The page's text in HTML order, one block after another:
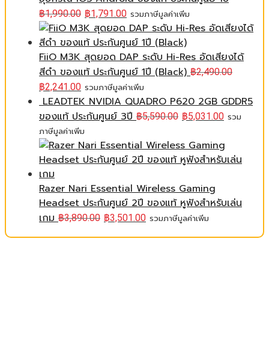
฿1,990.00 ฿1,791.00 รวมภาษีมูลค่าเพิ่ม
FiiO M3K สุดยอด DAP ระดับ Hi-Res อัดเสียงได้
สีดำ ของแท้ ประกันศูนย์ 1ปี (Black) ฿2,490.00
฿2,241.00 รวมภาษีมูลค่าเพิ่ม
LEADTEK NVIDIA QUADRO P620 2GB GDDR5
ของแท้ ประกันศูนย์ 3ปี ฿5,590.00 ฿5,031.00 รวม
ภาษีมูลค่าเพิ่ม
Razer Nari Essential Wireless Gaming
Headset ประกันศูนย์ 2ปี ของแท้ หูฟังสำหรับเล่น
เกม ฿3,890.00 ฿3,501.00 รวมภาษีมูลค่าเพิ่ม